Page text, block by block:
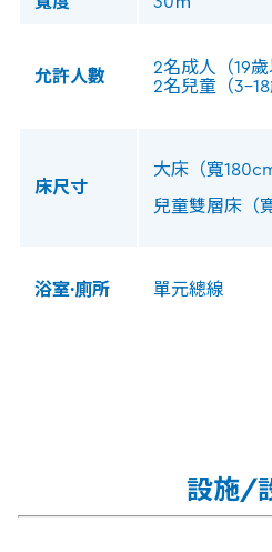
允許人數
2名成人（19歲
2名兒童（3-18
床尺寸
大床（寬
兒童雙層床（
浴室·廁所 單元總線
設施/